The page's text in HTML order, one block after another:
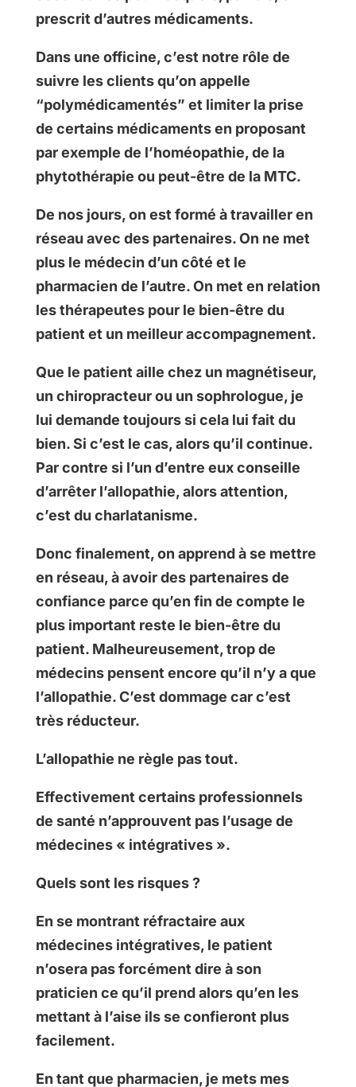
prescrit d’autres médicaments.
Dans une officine, c’est notre rôle de
suivre les clients qu’on appelle
“polymédicamentés” et limiter la prise
de certains médicaments en proposant
par exemple de l’homéopathie, de la
phytothérapie ou peut-être de la MTC.
De nos jours, on est formé à travailler en
réseau avec des partenaires. On ne met
plus le médecin d’un côté et le
pharmacien de l’autre. On met en relation
les thérapeutes pour le bien-être du
patient et un meilleur accompagnement.
Que le patient aille chez un magnétiseur,
un chiropracteur ou un sophrologue, je
lui demande toujours si cela lui fait du
bien. Si c’est le cas, alors qu’il continue.
Par contre si l’un d’entre eux conseille
d’arrêter l’allopathie, alors attention,
c’est du charlatanisme.
Donc finalement, on apprend à se mettre
en réseau, à avoir des partenaires de
confiance parce qu’en fin de compte le
plus important reste le bien-être du
patient. Malheureusement, trop de
médecins pensent encore qu’il n’y a que
l’allopathie. C’est dommage car c’est
très réducteur.
L’allopathie ne règle pas tout.
Effectivement certains professionnels
de santé n’approuvent pas l’usage de
médecines « intégratives ».
Quels sont les risques ?
En se montrant réfractaire aux
médecines intégratives, le patient
n’osera pas forcément dire à son
praticien ce qu’il prend alors qu’en les
mettant à l’aise ils se confieront plus
facilement.
En tant que pharmacien, je mets mes